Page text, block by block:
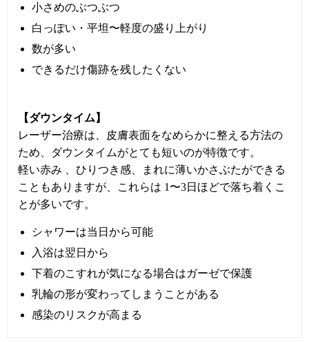
小さめのぶつぶつ
白っぽい・平坦〜軽度の盛り上がり
数が多い
できるだけ傷跡を残したくない
【ダウンタイム】
レーザー治療は、皮膚表面をなめらかに整える方法の
ため、ダウンタイムがとても短いのが特徴です。
軽い赤み 、ひりつき感、まれに薄いかさぶたができる
こともありますが、これらは 1〜3日ほどで落ち着くこ
とが多いです。
シャワーは当日から可能
入浴は翌日から
下着のこすれが気になる場合はガーゼで保護
乳輪の形が変わってしまうことがある
感染のリスクが高まる